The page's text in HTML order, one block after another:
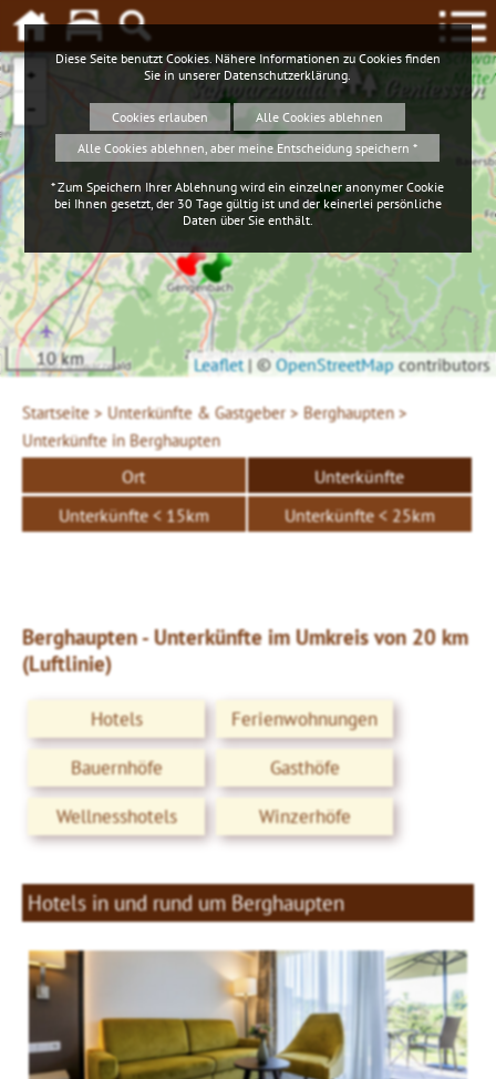
Schwarzwald Geniessen
+
−
10 km Leaflet | ©OpenStreetMapcontributors
Startseite > Unterkünfte & Gastgeber > Berghaupten >
Unterkünfte in Berghaupten
Ort
Unterkünfte
Unterkünfte < 15km
Unterkünfte < 25km
Berghaupten - Unterkünfte im Umkreis von 20 km
(Luftlinie)
Hotels
Ferienwohnungen
Bauernhöfe
Gasthöfe
Wellnesshotels
Winzerhöfe
Hotels in und rund um Berghaupten
Diese Seite benutzt Cookies. Nähere Informationen zu Cookies finden
Sie in unserer Datenschutzerklärung
Cookies erlauben
Alle Cookies ablehnen
Alle Cookies ablehnen, aber meine Entscheidung speichern *
* Zum Speichern Ihrer Ablehnung wird ein einzelner anonymer Cookie
bei Ihnen gesetzt, der 30 Tage gültig ist und der keinerlei persönliche
Daten über Sie enthält.